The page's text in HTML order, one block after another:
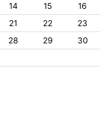
14 15
16
21 22
23
28 29
30